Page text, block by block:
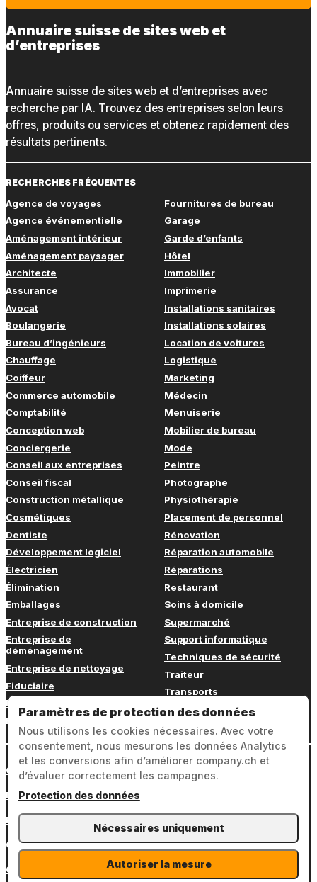
Annuaire suisse de sites web et
d’entreprises
Annuaire suisse de sites web et d’entreprises avec
recherche par IA. Trouvez des entreprises selon leurs
offres, produits ou services et obtenez rapidement des
résultats pertinents.
RECHERCHES FRÉQUENTES
Agence de voyages
Agence événementielle
Aménagement intérieur
Aménagement paysager
Architecte
Assurance
Avocat
Boulangerie
Bureau d’ingénieurs
Chauffage
Coiffeur
Commerce automobile
Comptabilité
Conception web
Conciergerie
Conseil aux entreprises
Conseil fiscal
Construction métallique
Cosmétiques
Dentiste
Développement logiciel
Électricien
Élimination
Emballages
Entreprise de construction
Entreprise de
déménagement
Entreprise de nettoyage
Fiduciaire
Fitness
Formation continue
Fournitures de bureau
Garage
Garde d’enfants
Hôtel
Immobilier
Imprimerie
Installations sanitaires
Installations solaires
Location de voitures
Logistique
Marketing
Médecin
Menuiserie
Mobilier de bureau
Mode
Peintre
Photographe
Physiothérapie
Placement de personnel
Rénovation
Réparation automobile
Réparations
Restaurant
Soins à domicile
Supermarché
Support informatique
Techniques de sécurité
Traiteur
Transports
Vétérinaire
Connexion
Mentions légales
Protection des données
CGV
Contact
Paramètres de protection des données
Nous utilisons les cookies nécessaires. Avec votre
consentement, nous mesurons les données Analytics
et les conversions afin d’améliorer company.ch et
d’évaluer correctement les campagnes.
Protection des données
Nécessaires uniquement
Autoriser la mesure